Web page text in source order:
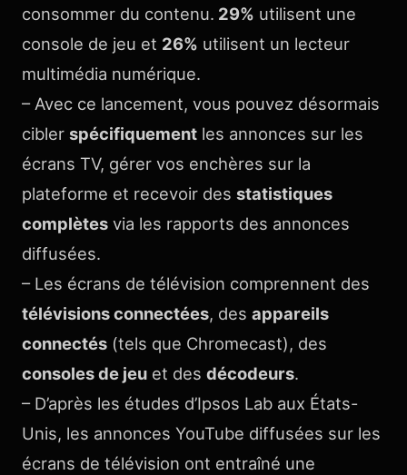
consommer du contenu. 29% utilisent une
console de jeu et 26% utilisent un lecteur
multimédia numérique.
– Avec ce lancement, vous pouvez désormais
cibler spécifiquement les annonces sur les
écrans TV, gérer vos enchères sur la
plateforme et recevoir des statistiques
complètes via les rapports des annonces
diffusées.
– Les écrans de télévision comprennent des
télévisions connectées, des appareils
connectés (tels que Chromecast), des
consoles de jeu et des décodeurs.
– D’après les études d’Ipsos Lab aux États-
Unis, les annonces YouTube diffusées sur les
écrans de télévision ont entraîné une